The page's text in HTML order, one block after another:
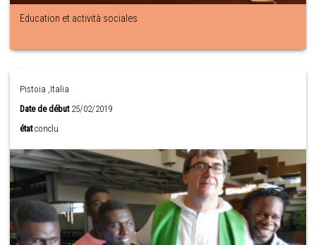
Education et actività sociales
Pistoia ,Italia
Date de début25/02/2019
état conclu